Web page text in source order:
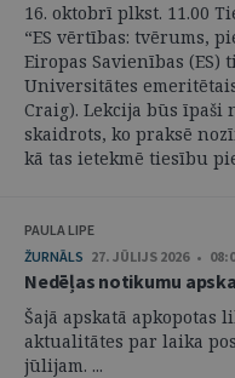
16. oktobrī plkst. 11.00
“ES vērtības: tvērums,
Eiropas Savienības (ES)
Universitātes
Craig). Lekcija būs
skaidrots, ko praksē
kā tas ietekmē tiesību
PAULA LIPE
ŽURNĀLS 27. JŪLIJS 2026 •
Nedēļas notikumu
Šajā apskatā apkopotas
aktualitātes par laika
jūlijam. ...